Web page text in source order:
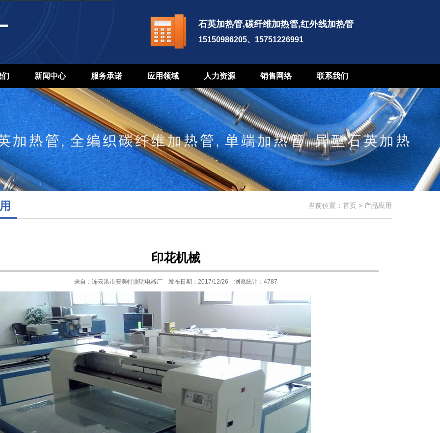
石英加热管,碳纤维加热管,红外线加热管
15150986205、15751226991
新闻中心 服务承诺 应用领域 人力资源 销售网络 联系我们
当前位置： 首页 > 产品应用
印花机械
来自：连云港市安美特照明电器厂 发布日期：2017/12/26 浏览统计：4787